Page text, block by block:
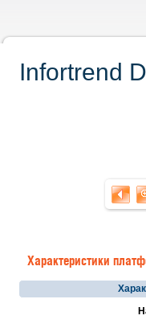
Infortrend
Характеристики